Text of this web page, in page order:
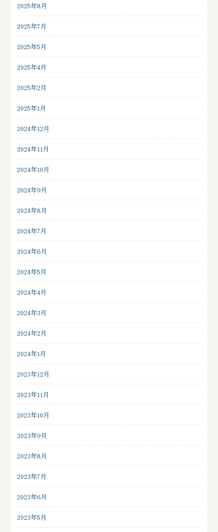
2025年8月
2025年7月
2025年5月
2025年4月
2025年2月
2025年1月
2024年12月
2024年11月
2024年10月
2024年9月
2024年8月
2024年7月
2024年6月
2024年5月
2024年4月
2024年3月
2024年2月
2024年1月
2023年12月
2023年11月
2023年10月
2023年9月
2023年8月
2023年7月
2023年6月
2023年5月